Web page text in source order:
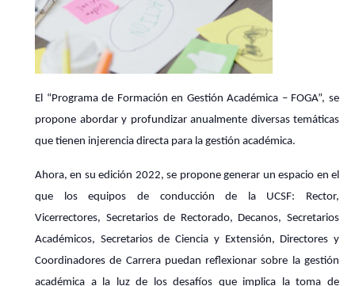
El “Programa de Formación en Gestión Académica – FOGA”, se
propone abordar y profundizar anualmente diversas temáticas
que tienen injerencia directa para la gestión académica.
Ahora, en su edición 2022, se propone generar un espacio en el
que los equipos de conducción de la UCSF: Rector,
Vicerrectores, Secretarios de Rectorado, Decanos, Secretarios
Académicos, Secretarios de Ciencia y Extensión, Directores y
Coordinadores de Carrera puedan reflexionar sobre la gestión
académica a la luz de los desafíos que implica la toma de